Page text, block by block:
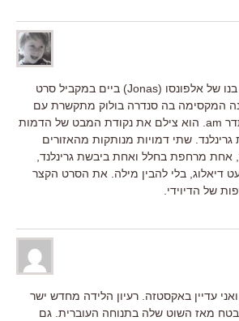
ואגב, עוד פרט מעניין . בנו של אלפונסו (Jonas) ביים במקביל סרט
המקסימה בה סנדרה בולוק מתקשרת עם
מישהו מכדור הארץ בתדר am. הוא צילם את נקודת המבט של הדמות
שתי דמויות מנותקות מהאזורים
אחת מרחפת בחלל ואחת ביבשת גרינלנד,
דיאלוג, בלי להבין מילה. את הסרט הקצר
של הדיוידי.
עדיין באקסטזה. רעיון הלידה מחדש ישר
מאז השוט שלה בתנוחה העוברית. גם